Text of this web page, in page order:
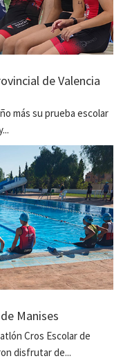
de Valencia
más su prueba escolar
Manises
Cros Escolar de
disfrutar de...